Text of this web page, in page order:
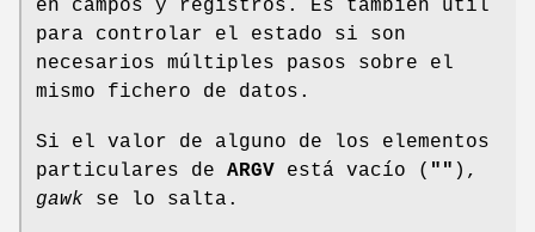
en campos y registros. Es también útil
para controlar el estado si son
necesarios múltiples pasos sobre el
mismo fichero de datos.
Si el valor de alguno de los elementos
particulares de ARGV está vacío ( "" ),
gawk se lo salta.